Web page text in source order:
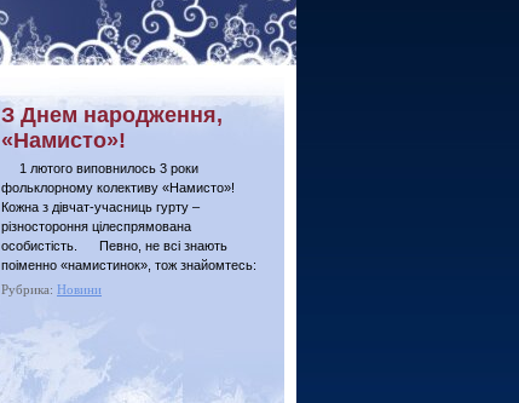
З Днем народження,
«Намисто»!
1 лютого виповнилось 3 роки
фольклорному колективу «Намисто»!
Кожна з дівчат-учасниць гурту –
різностороння цілеспрямована
особистість. Певно, не всі знають
поіменно «намистинок», тож знайомтесь:
Рубрика: Новини